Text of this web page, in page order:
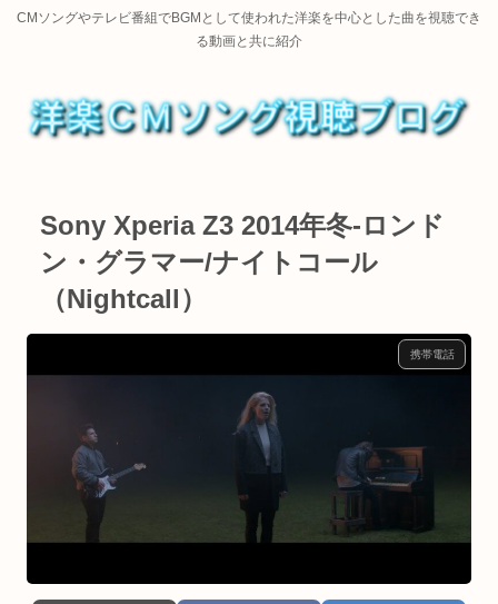
CMソングやテレビ番組でBGMとして使われた洋楽を中心とした曲を視聴でき
る動画と共に紹介
Sony Xperia Z3 2014年冬-ロンド
ン・グラマー/ナイトコール
（Nightcall）
携帯電話